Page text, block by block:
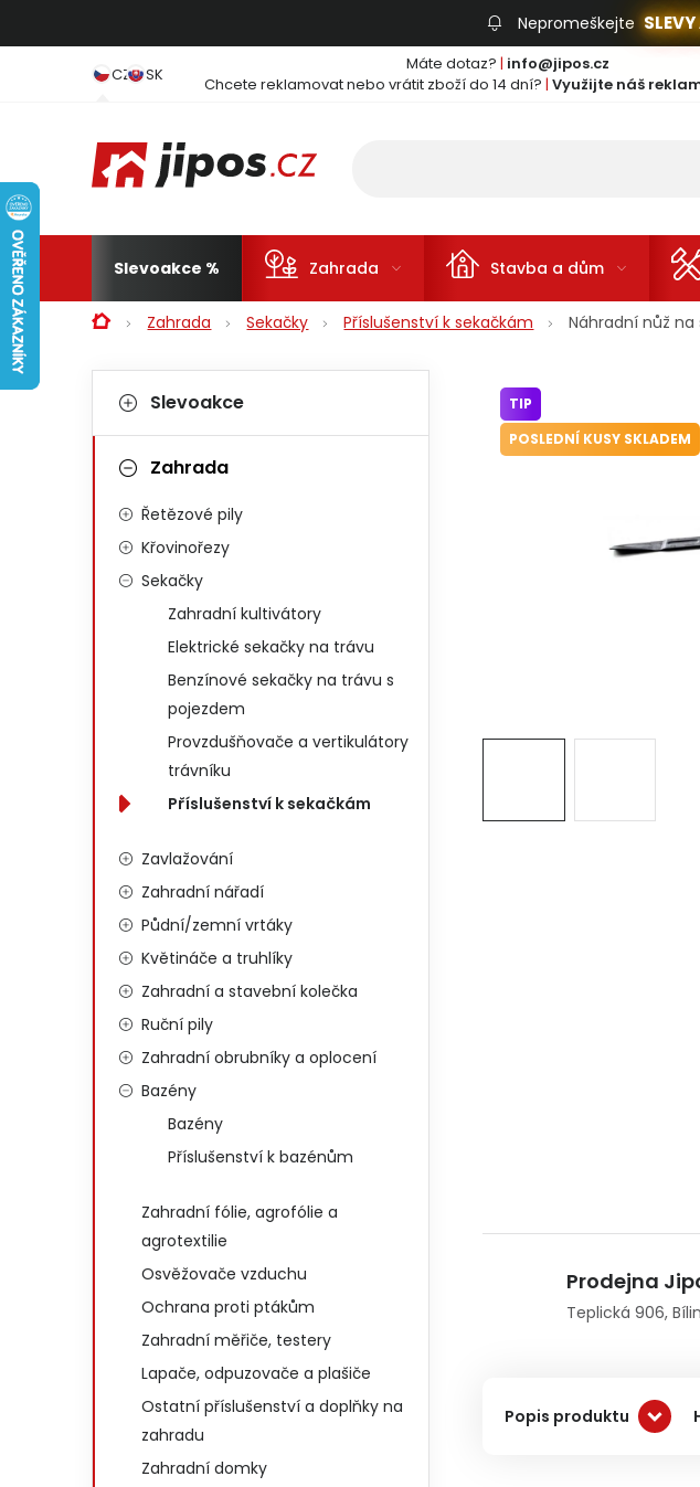
Nepromeškejte
CZ SK Máte dotaz? | info@jipos.cz
Chcete reklamovat nebo vrátit zboží do 14 dní? | Využijte náš
Slevoakce Zahrada Stavba a dům
DomůZahrada Sekačky Příslušenství k sekačkám Náhradní nůž na
Postranní panel
Kategorie
Slevoakce
Zahrada
Řetězové pily
Křovinořezy
Sekačky
Zahradní kultivátory
Elektrické sekačky na trávu
Benzínové sekačky na trávu s
pojezdem
Provzdušňovače a vertikulátory
trávníku
Příslušenství k sekačkám
Zavlažování
Zahradní nářadí
Půdní/zemní vrtáky
Květináče a truhlíky
Zahradní a stavební kolečka
Ruční pily
Zahradní obrubníky a oplocení
Bazény
Bazény
Příslušenství k bazénům
Zahradní fólie, agrofólie a
agrotextilie
Osvěžovače vzduchu
Ochrana proti ptákům
Zahradní měřiče, testery
Lapače, odpuzovače a plašiče
Ostatní příslušenství a doplňky na
zahradu
Zahradní domky
TIP
POSLEDNÍ KUSY SKLADEM
Prodejna
Teplická 906,
Popis produktu